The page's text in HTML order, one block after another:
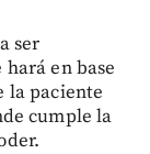
ser
en base
la paciente
cumple la